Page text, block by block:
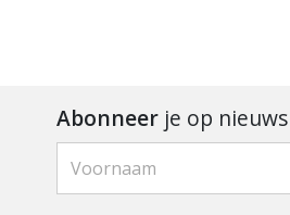
Abonneer je op